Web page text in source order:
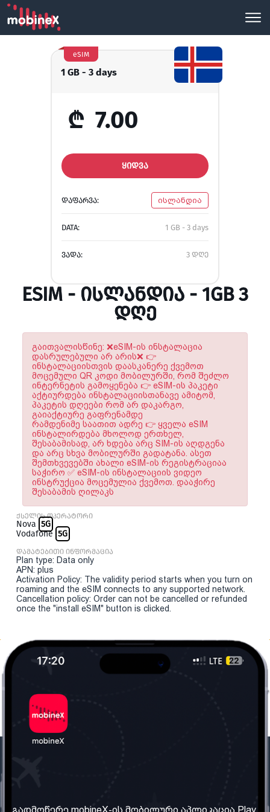
1 GB - 3 days
eSIM
₾ 7.00
ᲧᲘᲓᲕᲐ
ᲓᲐᲤᲐᲠᲕᲐ: ისლანდია
DATA: 1 GB - 3 days
ᲕᲐᲓᲐ: 3 დღე
ESIM - ᲘᲡᲚᲐᲜᲓᲘᲐ - 1GB 3
ᲓᲦᲔ
გაითვალისწინე: ❌eSIM-ის ინსტალაცია
დასრულებული არ არის❌ 👉
ინსტალაციისთვის დაასკანერე ქვემოთ
მოცემული QR კოდი მობილურში, რომ შეძლო
ინტერნეტის გამოყენება 👉 eSIM-ის პაკეტი
აქტიურდება ინსტალაციისთანავე ამიტომ,
პაკეტის დღეები რომ არ დაკარგო,
გაიაქტიურე გაფრენამდე
რამდენიმე საათით ადრე 👉 ყველა eSIM
ინსტალირდება მხოლოდ ერთხელ,
შესაბამისად, არ ხდება არც SIM-ის აღდგენა
და არც სხვა მობილურში გადატანა. ასეთ
შემთხვევებში ახალი eSIM-ის რეგისტრაციაა
საჭირო ✅ eSIM-ის ინსტალაციის ვიდეო
ინსტრუქცია მოცემულია ქვემოთ. დააჭირე
შესაბამის ღილაკს
ქსელის ოპერატორი
Nova 5G
Vodafone 5G
დამატებითი ინფორმაცია
Plan type: Data only
APN: plus
Activation Policy: The validity period starts when you turn on
roaming and the eSIM connects to any supported network.
Cancellation policy: Order can not be cancelled or refunded
once the "install eSIM" button is clicked.
ჩვენ შესახებ წესები და პირობები